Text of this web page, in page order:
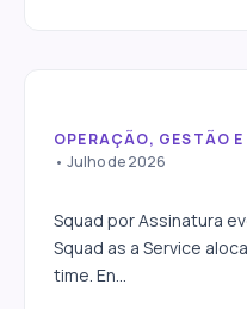
Squad por
OPERAÇÃO, GESTÃO
• Julho de 2026
Squad por Assinatura
Squad as a Service
time. En...